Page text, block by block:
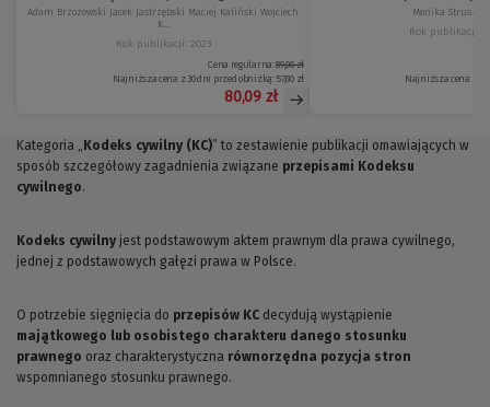
Adam Brzozowski Jacek Jastrzębski Maciej Kaliński Wojciech
K...
Rok publikacji: 2023
Cena regularna:89,00 zł
Najniższa cena z 30 dni przed obniżką: 57,80 zł
80,09 zł
Monika Strus-
Rok publikacji:
Najniższa cena z
Kategoria „ Kodeks cywilny (KC)” to zestawienie publikacji omawiających w
sposób szczegółowy zagadnienia związane przepisami Kodeksu
cywilnego.
Kodeks cywilny jest podstawowym aktem prawnym dla prawa cywilnego,
jednej z podstawowych gałęzi prawa w Polsce.
O potrzebie sięgnięcia do przepisów KC decydują wystąpienie
majątkowego lub osobistego charakteru danego stosunku
prawnego oraz charakterystyczna równorzędna pozycja stron
wspomnianego stosunku prawnego.